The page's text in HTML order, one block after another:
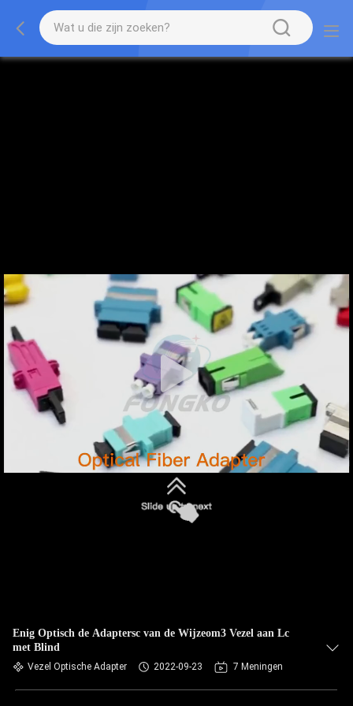
Enig Optisch de Adaptersc van de Wijzeom3 Vezel aan Lc
met Blind
Vezel Optische Adapter 2022-09-23 7 Meningen